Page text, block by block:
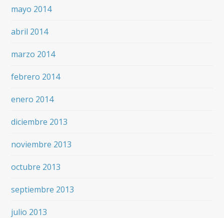
mayo 2014
abril 2014
marzo 2014
febrero 2014
enero 2014
diciembre 2013
noviembre 2013
octubre 2013
septiembre 2013
julio 2013